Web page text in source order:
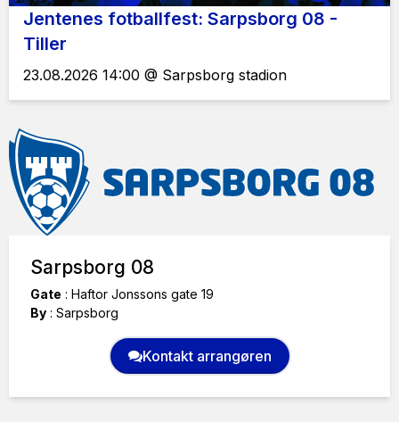
Jentenes fotballfest: Sarpsborg 08 -
Tiller
23.08.2026 14:00 @ Sarpsborg stadion
Sarpsborg 08
Gate : Haftor Jonssons gate 19
By : Sarpsborg
Kontakt arrangøren